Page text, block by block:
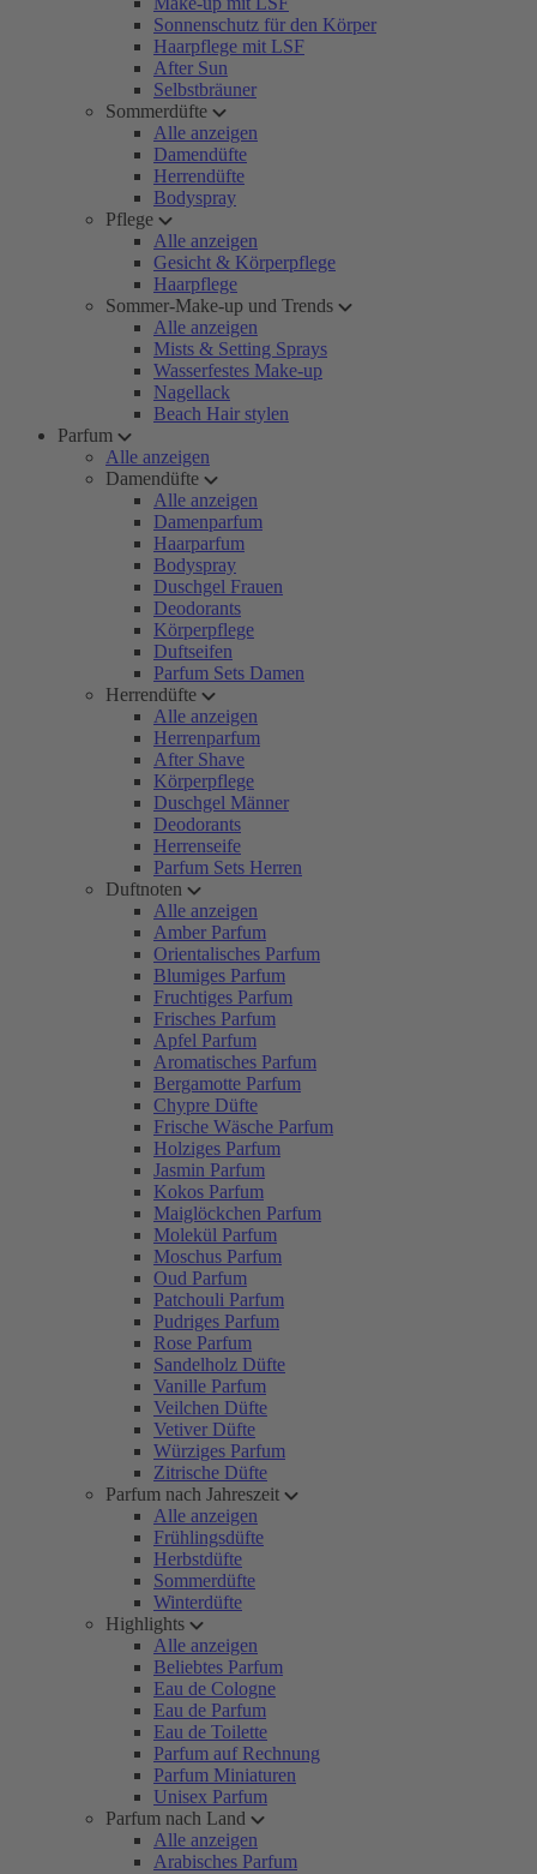
Sonnenschutz für den Körper
Haarpflege mit LSF
After Sun
Selbstbräuner
Sommerdüfte
Alle anzeigen
Damendüfte
Herrendüfte
Bodyspray
Pflege
Alle anzeigen
Gesicht & Körperpflege
Haarpflege
Sommer-Make-up und Trends
Alle anzeigen
Mists & Setting Sprays
Wasserfestes Make-up
Nagellack
Beach Hair stylen
Parfum
Alle anzeigen
Damendüfte
Alle anzeigen
Damenparfum
Haarparfum
Bodyspray
Duschgel Frauen
Deodorants
Körperpflege
Duftseifen
Parfum Sets Damen
Herrendüfte
Alle anzeigen
Herrenparfum
After Shave
Körperpflege
Duschgel Männer
Deodorants
Herrenseife
Parfum Sets Herren
Duftnoten
Alle anzeigen
Amber Parfum
Orientalisches Parfum
Blumiges Parfum
Fruchtiges Parfum
Frisches Parfum
Apfel Parfum
Aromatisches Parfum
Bergamotte Parfum
Chypre Düfte
Frische Wäsche Parfum
Holziges Parfum
Jasmin Parfum
Kokos Parfum
Maiglöckchen Parfum
Molekül Parfum
Moschus Parfum
Oud Parfum
Patchouli Parfum
Pudriges Parfum
Rose Parfum
Sandelholz Düfte
Vanille Parfum
Veilchen Düfte
Vetiver Düfte
Würziges Parfum
Zitrische Düfte
Parfum nach Jahreszeit
Alle anzeigen
Frühlingsdüfte
Herbstdüfte
Sommerdüfte
Winterdüfte
Highlights
Alle anzeigen
Beliebtes Parfum
Eau de Cologne
Eau de Parfum
Eau de Toilette
Parfum auf Rechnung
Parfum Miniaturen
Unisex Parfum
Parfum nach Land
Alle anzeigen
Arabisches Parfum